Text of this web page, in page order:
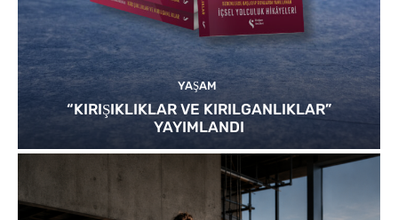
YAŞAM
“KIRIŞIKLIKLAR VE KIRILGANLIKLAR”
YAYIMLANDI